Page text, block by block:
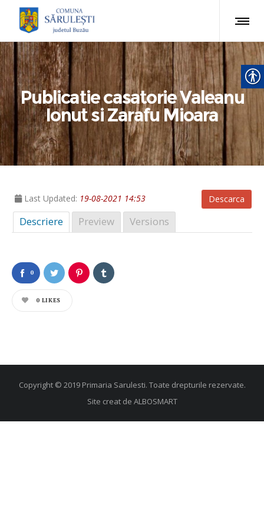
Publicatie casatorie Valeanu
Ionut si Zarafu Mioara
Descarca
Last Updated: 19-08-2021 14:53
Descriere Preview Versions
0
0 LIKES
Copyright © 2019 Primaria Sarulesti. Toate drepturile rezervate.
Site creat de ALBOSMART